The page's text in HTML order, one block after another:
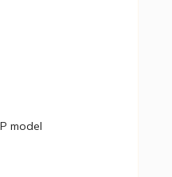
model